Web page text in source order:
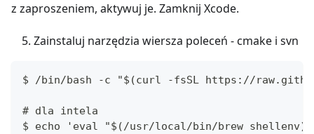
z zaproszeniem, aktywuj je. Zamknij Xcode.
Zainstaluj narzędzia wiersza poleceń - cmake i svn
$ /bin/bash -c "$(curl -fsSL https://
# dla intela
$ echo 'eval "$(/usr/local/bin/brew